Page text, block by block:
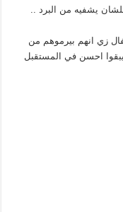
يشفيه من البرد ..
زي انهم بيرموهم من